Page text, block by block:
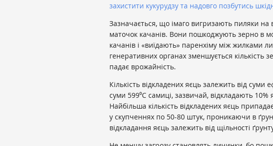
захистити кукурудзу та надовго позбутись
Зазначається, що імаго вигризають пиляки
маточок качанів. Вони пошкоджують зерно в
качанів і «виїдають» паренхіму між жилками
генеративних органах зменшується кількість
падає врожайність.
Кількість відкладених яєць залежить від суми
суми 599⁰С самиці, зазвичай, відкладають
Найбільша кількість відкладених яєць
у скупченнях по 50-80 штук, проникаючи в
відкладання яєць залежить від щільності